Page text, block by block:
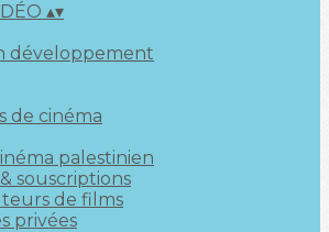
▴▾
développement
de cinéma
palestinien
souscriptions
de films
privées